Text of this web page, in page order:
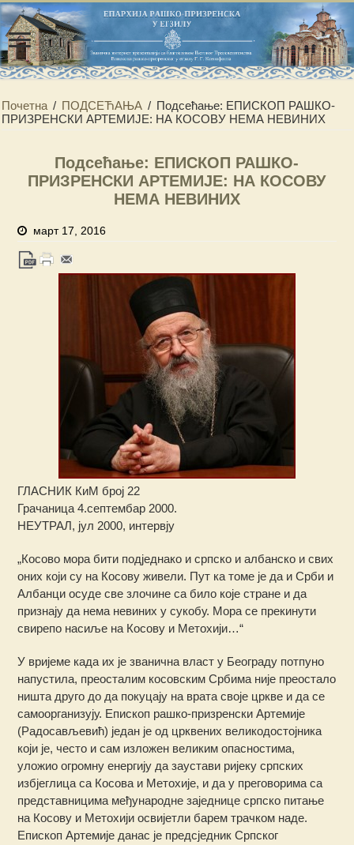
Почетна / ПОДСЕЋАЊА / Подсећање: ЕПИСКОП РАШКО-
ПРИЗРЕНСКИ АРТЕМИЈЕ: НА КОСОВУ НЕМА НЕВИНИХ
Подсећање: ЕПИСКОП РАШКО-
ПРИЗРЕНСКИ АРТЕМИЈЕ: НА КОСОВУ
НЕМА НЕВИНИХ
март 17, 2016
ГЛАСНИК КиМ број 22
Грачаница 4.септембар 2000.
НЕУТРАЛ, јул 2000, интервју
„Косово мора бити подједнако и српско и албанско и свих
оних који су на Косову живели. Пут ка томе је да и Срби и
Албанци осуде све злочине са било које стране и да
признају да нема невиних у сукобу. Мора се прекинути
свирепо насиље на Косову и Метохији…“
У вријеме када их је званична власт у Београду потпуно
напустила, преосталим косовским Србима није преостало
ништа друго до да покуцају на врата своје цркве и да се
самоорганизују. Епископ рашко-призренски Артемије
(Радосављевић) један је од црквених великодостојника
који је, често и сам изложен великим опасностима,
уложио огромну енергију да заустави ријеку српских
избјеглица са Косова и Метохије, и да у преговорима са
представницима међународне заједнице српско питање
на Косову и Метохији освијетли барем трачком наде.
Епископ Артемије данас је предсједник Српског